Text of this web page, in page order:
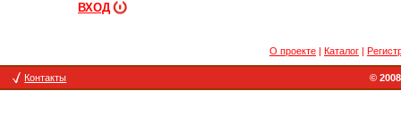
ВХОД
О проекте Каталог
Контакты ©